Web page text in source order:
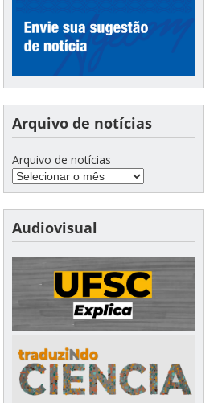
Arquivo de notícias
Arquivo de notícias
Audiovisual